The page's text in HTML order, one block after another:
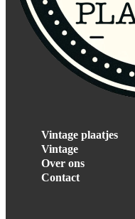
Vintage plaatjes
Vintage
Over ons
Contact